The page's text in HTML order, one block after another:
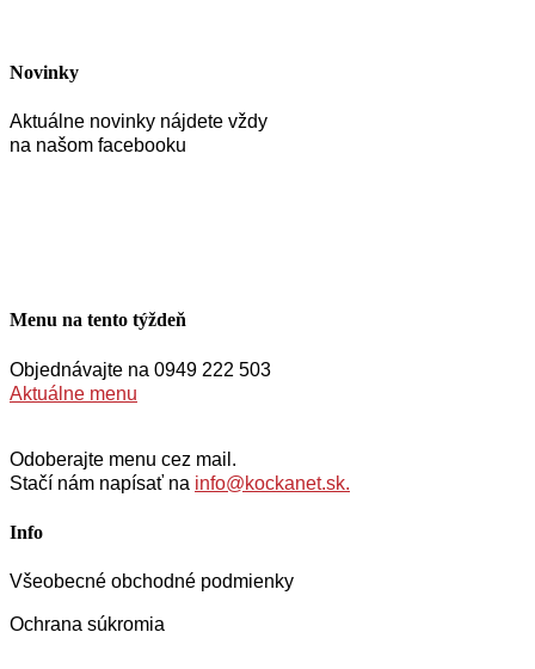
Novinky
Aktuálne novinky nájdete vždy
na našom facebooku
Menu na tento týždeň
Objednávajte na 0949 222 503
Aktuálne menu
Odoberajte menu cez mail.
Stačí nám napísať na info@kockanet.sk.
Info
Všeobecné obchodné podmienky
Ochrana súkromia